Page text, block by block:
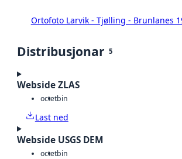
Ortofoto Larvik - Tjølling - Brunlanes
Distribusjonar 5
Webside ZLAS
octetbin
Last ned
Webside USGS DEM
octetbin